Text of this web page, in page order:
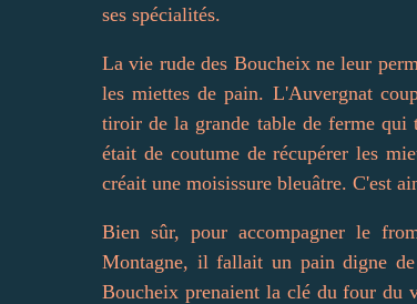
ses spécialités.
La vie rude des Boucheix ne leur
les miettes de pain. L'Auvergnat
tiroir de la grande table de ferme qui
était de coutume de récupérer les
créait une moisissure bleuâtre. C'est
Bien sûr, pour accompagner le
Montagne, il fallait un pain digne
Boucheix prenaient la clé du four du